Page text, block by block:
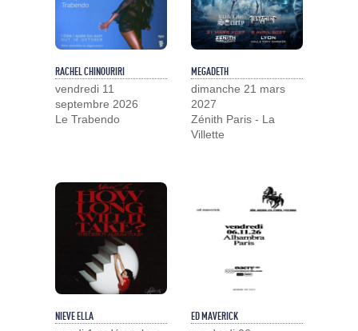
RACHEL CHINOURIRI
vendredi 11
septembre 2026
Le Trabendo
MEGADETH
dimanche 21 mars
2027
Zénith Paris - La
Villette
NIEVE ELLA
ED MAVERICK